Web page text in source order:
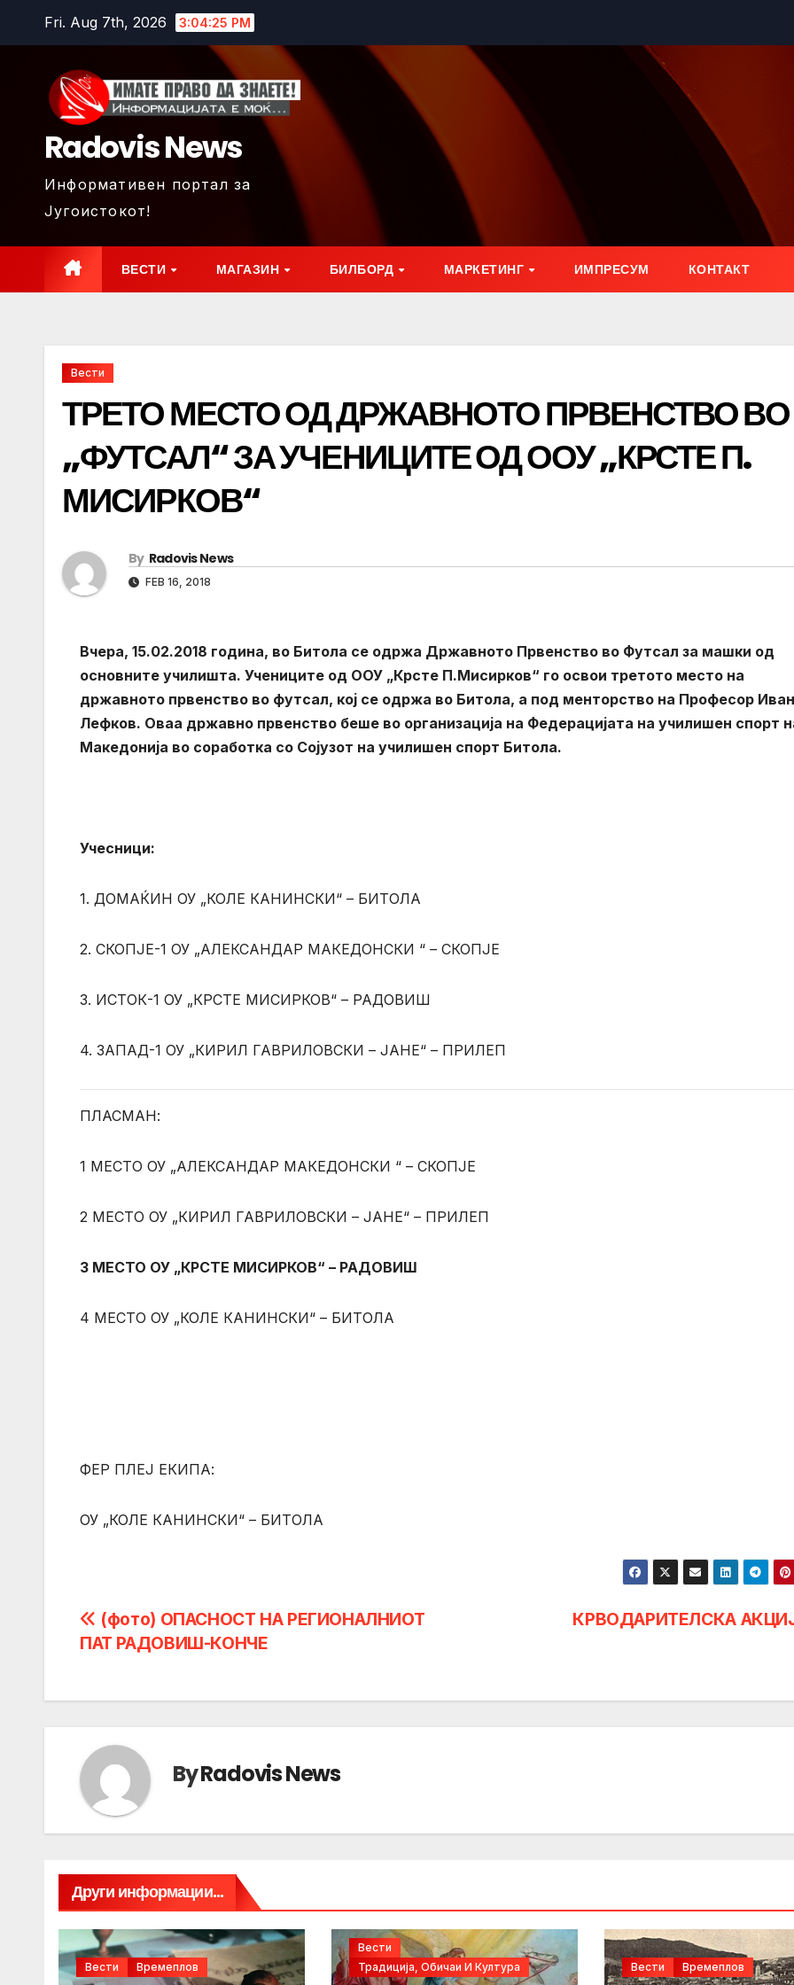
Fri. Aug 7th, 2026 3:04:26 PM
Radovis News
Информативен портал за
Југоистокот!
ВЕСТИ МАГАЗИН БИЛБОРД МАРКЕТИНГ ИМПРЕСУМ КОНТАКТ
Вести
ТРЕТО МЕСТО ОД ДРЖАВНОТО ПРВЕНСТВО ВО
„ФУТСАЛ“ ЗА УЧЕНИЦИТЕ ОД ООУ „КРСТЕ П.
МИСИРКОВ“
By Radovis News
FEB 16, 2018
Вчера, 15.02.2018 година, во Битола се одржа Државното Првенство во Футсал за машки од
основните училишта. Учениците од ООУ „Крсте П.Мисирков“ го освои третото место на
државното првенство во футсал, кој се одржа во Битола, а под менторство на Професор Иван
Лефков. Оваа државно првенство беше во организација на Федерацијата на училишен спорт
Македонија во соработка со Сојузот на училишен спорт Битола.
Учесници:
1. ДОМАЌИН ОУ „КОЛЕ КАНИНСКИ“ – БИТОЛА
2. СКОПЈЕ-1 ОУ „АЛЕКСАНДАР МАКЕДОНСКИ “ – СКОПЈЕ
3. ИСТОК-1 ОУ „КРСТЕ МИСИРКОВ“ – РАДОВИШ
4. ЗАПАД-1 ОУ „КИРИЛ ГАВРИЛОВСКИ – ЈАНЕ“ – ПРИЛЕП
ПЛАСМАН:
1 МЕСТО ОУ „АЛЕКСАНДАР МАКЕДОНСКИ “ – СКОПЈЕ
2 МЕСТО ОУ „КИРИЛ ГАВРИЛОВСКИ – ЈАНЕ“ – ПРИЛЕП
3 МЕСТО ОУ „КРСТЕ МИСИРКОВ“ – РАДОВИШ
4 МЕСТО ОУ „КОЛЕ КАНИНСКИ“ – БИТОЛА
ФЕР ПЛЕЈ ЕКИПА:
ОУ „КОЛЕ КАНИНСКИ“ – БИТОЛА
Post
navigation
КРВОДАРИТЕЛСКА
(фото) ОПАСНОСТ НА РЕГИОНАЛНИОТ
ПАТ РАДОВИШ-КОНЧЕ
ByRadovis News
Други информации...
Вести Времеплов
Вести
Традиција, Обичаи И Култура
Вести Времеплов